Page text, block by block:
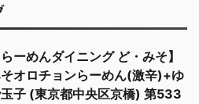
らーめんダイニング ど・みそ】
オロチョンらーめん(激辛)+ゆ
子 (東京都中央区京橋) 第533